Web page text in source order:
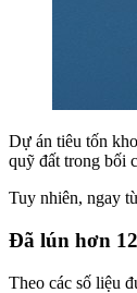
Dự án tiêu tốn
quỹ đất trong bối
Tuy nhiên, ngay
Đã lún hơn
Theo các số liệu